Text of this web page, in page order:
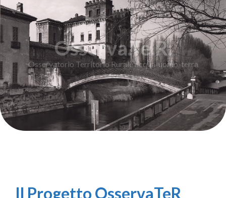
Osserva.Te.R.
Osservatorio Territorio Rurale acqua-uomo-terra
Il Progetto OsservaTeR